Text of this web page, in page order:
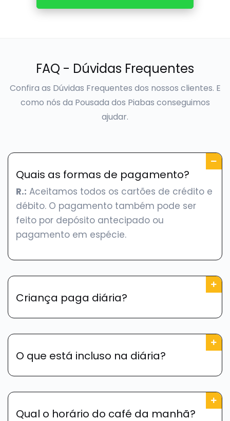
FAQ - Dúvidas Frequentes
Confira as Dúvidas Frequentes dos nossos clientes. E
como nós da Pousada dos Piabas conseguimos
ajudar.
Quais as formas de pagamento?
R.: Aceitamos todos os cartões de crédito e
débito. O pagamento também pode ser
feito por depósito antecipado ou
pagamento em espécie.
Criança paga diária?
O que está incluso na diária?
Qual o horário do café da manhã?